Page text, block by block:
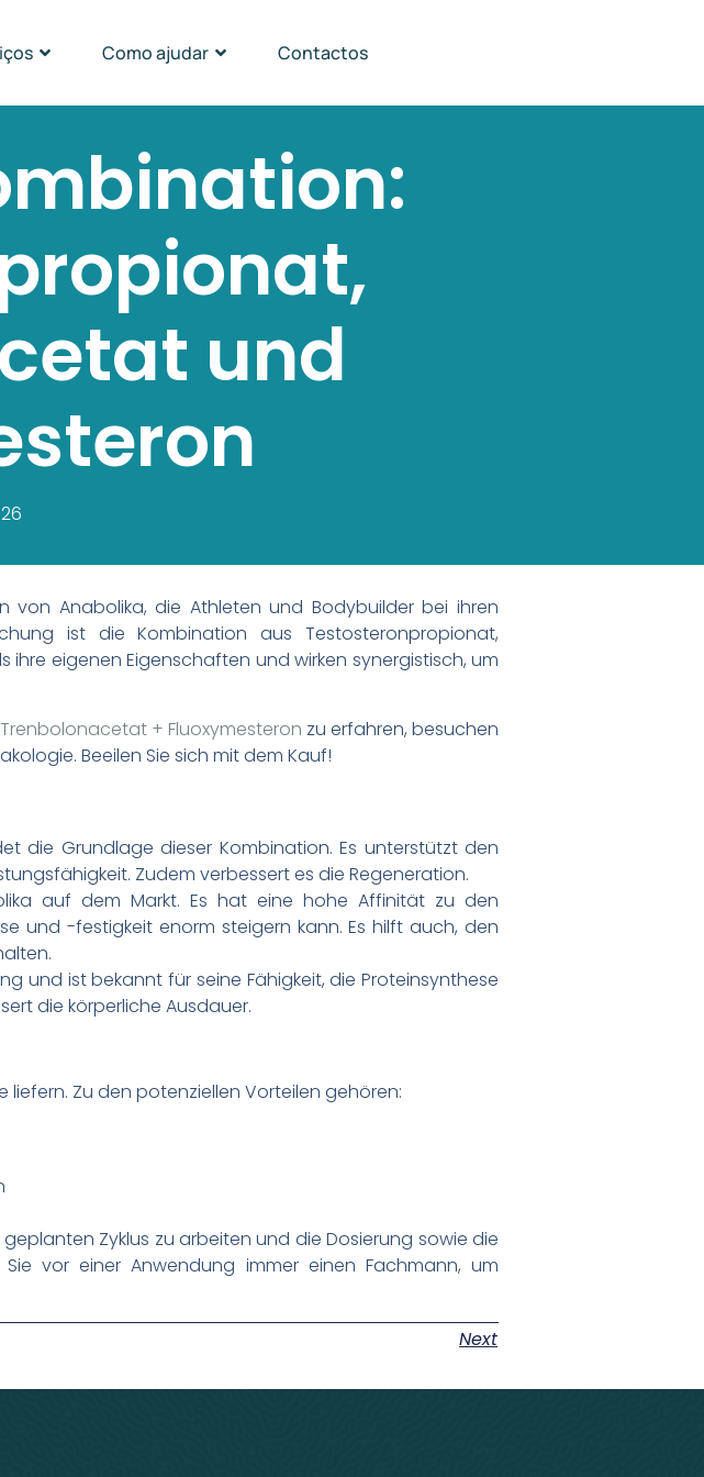
Como ajudar Contactos
und
Anabolika, die Athleten und Bodybuilder bei ihren
ist die Kombination aus Testosteronpropionat,
eigenen Eigenschaften und wirken synergistisch, um
+ Fluoxymesteron zu erfahren, besuchen
Beeilen Sie sich mit dem Kauf!
die Grundlage dieser Kombination. Es unterstützt den
Zudem verbessert es die Regeneration.
auf dem Markt. Es hat eine hohe Affinität zu den
und -festigkeit enorm steigern kann. Es hilft auch, den
und ist bekannt für seine Fähigkeit, die Proteinsynthese
die körperliche Ausdauer.
liefern. Zu den potenziellen Vorteilen gehören:
Zyklus zu arbeiten und die Dosierung sowie die
vor einer Anwendung immer einen Fachmann, um
Next